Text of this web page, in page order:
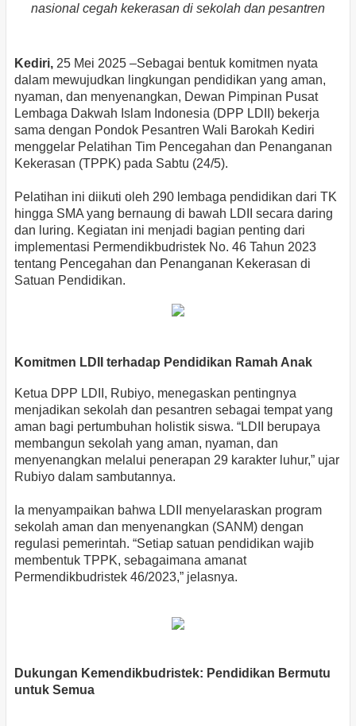
nasional cegah kekerasan di sekolah dan pesantren
Kediri,25 Mei 2025 –Sebagai bentuk komitmen nyata
dalam mewujudkan lingkungan pendidikan yang aman,
nyaman, dan menyenangkan, Dewan Pimpinan Pusat
Lembaga Dakwah Islam Indonesia (DPP LDII) bekerja
sama dengan Pondok Pesantren Wali Barokah Kediri
menggelar Pelatihan Tim Pencegahan dan Penanganan
Kekerasan (TPPK) pada Sabtu (24/5).
Pelatihan ini diikuti oleh 290 lembaga pendidikan dari TK
hingga SMA yang bernaung di bawah LDII secara daring
dan luring. Kegiatan ini menjadi bagian penting dari
implementasi Permendikbudristek No. 46 Tahun 2023
tentang Pencegahan dan Penanganan Kekerasan di
Satuan Pendidikan.
Komitmen LDII terhadap Pendidikan Ramah Anak
Ketua DPP LDII, Rubiyo, menegaskan pentingnya
menjadikan sekolah dan pesantren sebagai tempat yang
aman bagi pertumbuhan holistik siswa. “LDII berupaya
membangun sekolah yang aman, nyaman, dan
menyenangkan melalui penerapan 29 karakter luhur,” ujar
Rubiyo dalam sambutannya.
Ia menyampaikan bahwa LDII menyelaraskan program
sekolah aman dan menyenangkan (SANM) dengan
regulasi pemerintah. “Setiap satuan pendidikan wajib
membentuk TPPK, sebagaimana amanat
Permendikbudristek 46/2023,” jelasnya.
Dukungan Kemendikbudristek: Pendidikan Bermutu
untuk Semua